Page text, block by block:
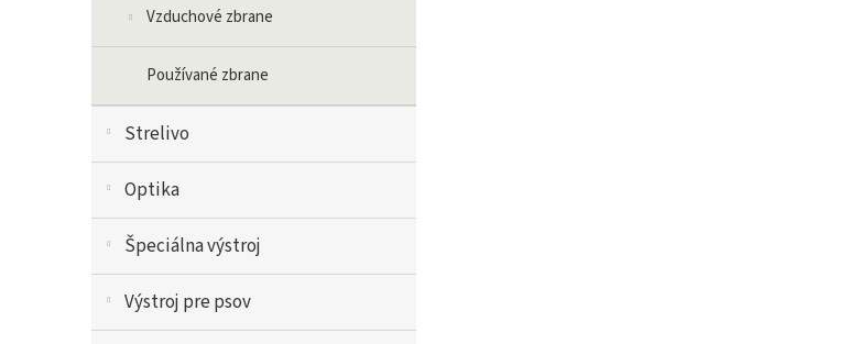
Vzduchové zbrane
Používané zbrane
Strelivo
Optika
Špeciálna výstroj
Výstroj pre psov